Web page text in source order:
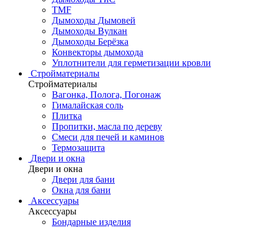
TMF
Дымоходы Дымовей
Дымоходы Вулкан
Дымоходы Берёзка
Конвекторы дымохода
Уплотнители для герметизации кровли
Стройматериалы
Стройматериалы
Вагонка, Полога, Погонаж
Гималайская соль
Плитка
Пропитки, масла по дереву
Смеси для печей и каминов
Термозащита
Двери и окна
Двери и окна
Двери для бани
Окна для бани
Аксессуары
Аксессуары
Бондарные изделия